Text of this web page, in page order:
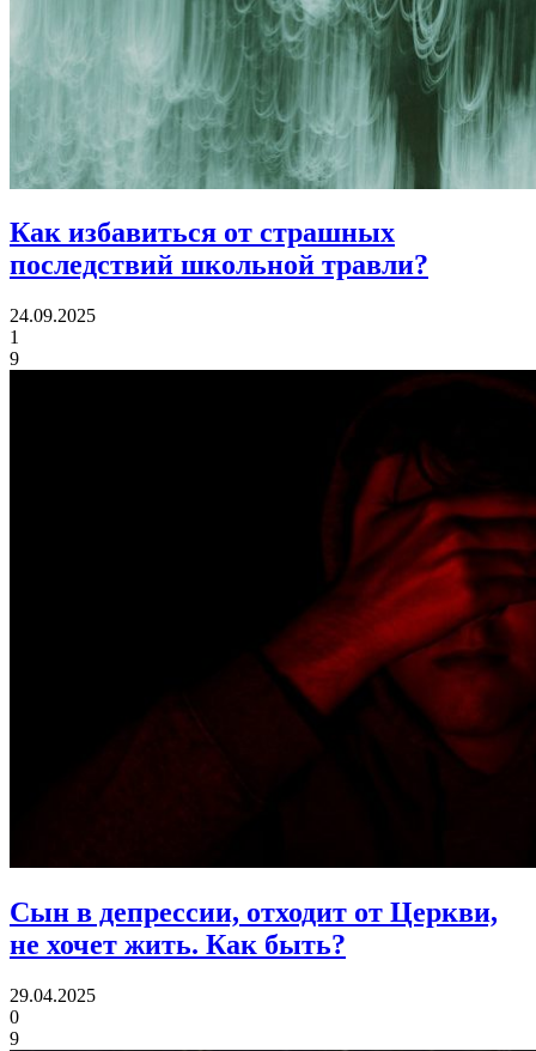
Как избавиться от страшных
последствий школьной травли?
24.09.2025
1
9
Сын в депрессии, отходит от Церкви,
не хочет жить. Как быть?
29.04.2025
0
9